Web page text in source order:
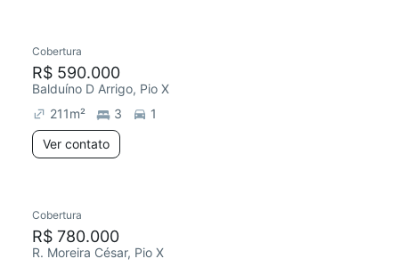
Cobertura
R$ 590.000
Balduíno D Arrigo, Pio X
211m² 3
1
Ver contato
Cobertura
R$ 780.000
R. Moreira César, Pio X